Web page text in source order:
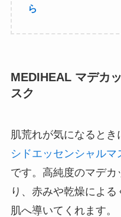
ら
MEDIHEAL マデカ
スク
肌荒れが気になるとき
シドエッセンシャルマ
です。高純度のマデ
り、赤みや乾燥によ
肌へ導いてくれます。